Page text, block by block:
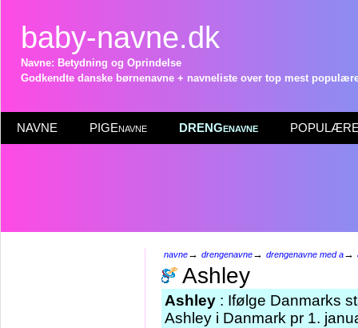
baby-navne.dk
Navne: Betydning og Oprindelse
Godkendte danske børnenavne + navneliste over top mest
NAVNE PIGEnavne DRENGenavne POPULÆRE
navne→ drengenavne→ drengenavne med a→
Ashley
Ashley : Ifølge Danmarks
Ashley i Danmark pr 1.